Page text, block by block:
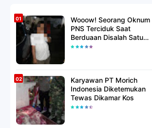
Wooow! Seorang Oknum
PNS Terciduk Saat
Berduaan Disalah Satu
Kamar Hotel Salatiga
Karyawan PT Morich
Indonesia Diketemukan
Tewas Dikamar Kos